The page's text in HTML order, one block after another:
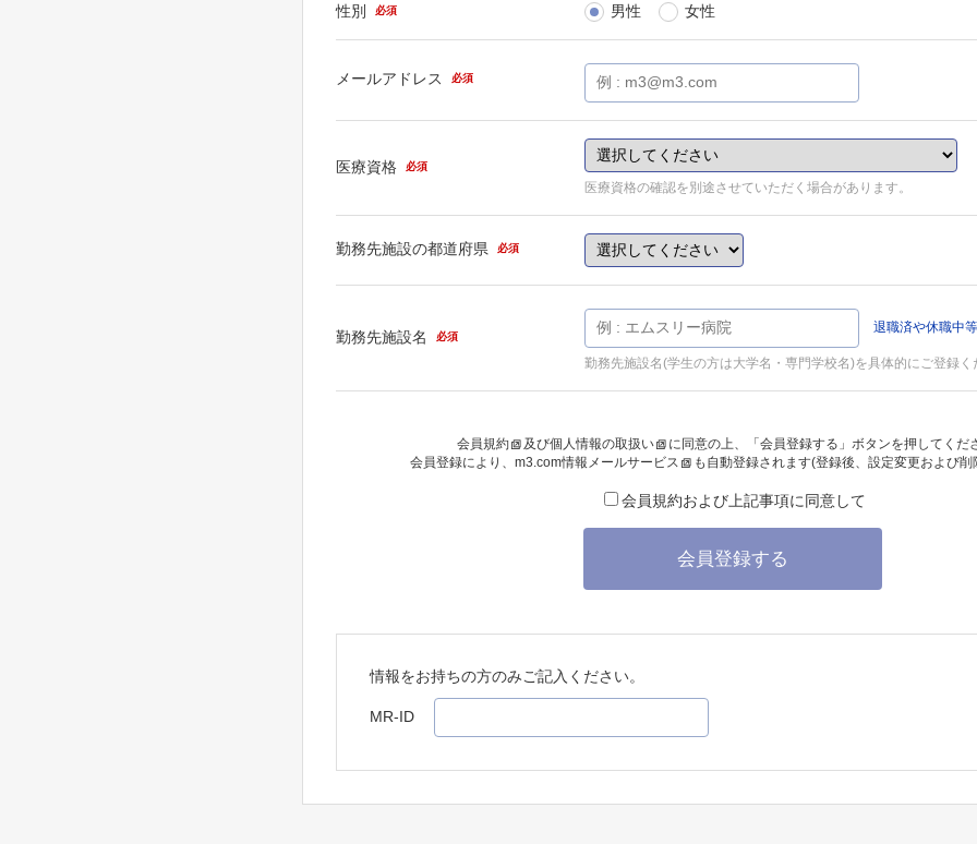
性別 必須 男性 女性
メールアドレス 必須
医療資格 必須
医療資格の確認を別途させていただく場合があります。
勤務先施設の都道府県 必須
勤務先施設名 必須
退職済や休職中
勤務先施設名(学生の方は大学名・専門学校名)を具体的にご登録く
会員規約 及び個人情報の取扱い
に同意の上、「会員登録する」ボタンを押してくだ
会員登録により、 m3.com情報メールサービス も自動登録されます(登録後、設定変更および
会員規約および上記事項に同意して
会員登録する
情報をお持ちの方のみご記入ください。
MR-ID